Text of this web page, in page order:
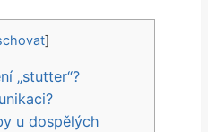
]
„stutter“?
u dospělých